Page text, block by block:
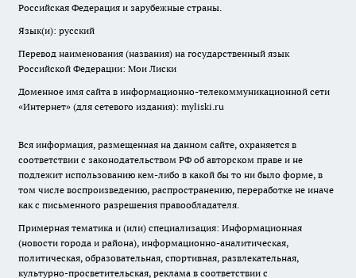
Российская Федерация и зарубежные страны.
Язык(и): русский
Перевод наименования (названия) на государственный язык
Российской Федерации: Мои Лиски
Доменное имя сайта в информационно-телекоммуникационной сети
«Интернет» (для сетевого издания): myliski.ru
Вся информация, размещенная на данном сайте, охраняется в
соответствии с законодательством РФ об авторском праве и не
подлежит использованию кем-либо в какой бы то ни было форме, в
том числе воспроизведению, распространению, переработке не иначе
как с письменного разрешения правообладателя.
Примерная тематика и (или) специализация: Информационная
(новости города и района), информационно-аналитическая,
политическая, образовательная, спортивная, развлекательная,
культурно-просветительская, реклама в соответствии с